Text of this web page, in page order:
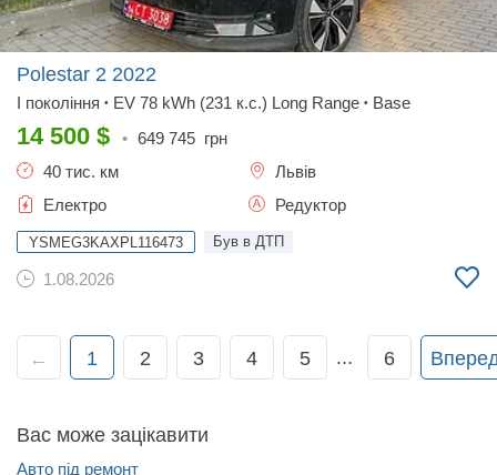
Polestar 2 2022
I покоління • EV 78 kWh (231 к.с.) Long Range • Base
14 500 $ • 649 745 грн
40 тис. км
Львів
Електро
Редуктор
YSMEG3KAXPL116473 Був в ДТП
1.08.2026
← 1 2 3 4 5 ... 6
Вас може зацікавити
Авто під ремонт